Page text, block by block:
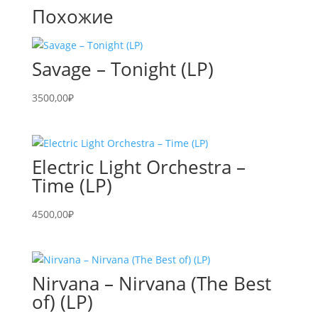
Похожие
Savage – Tonight (LP)
3500,00₽
Electric Light Orchestra –
Time (LP)
4500,00₽
Nirvana – Nirvana (The Best
of) (LP)